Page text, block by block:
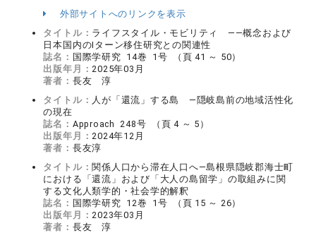
外部サイトへのリンクを表示
タイトル： ライフスタイル・モビリティ ――概念および
日本国内のIターン移住研究との関連性
誌名： 国際学研究 14巻 1号 （頁 41 ～ 50）
出版年月：2025年03月
著者： 長友 淳
タイトル： 人が「還流」する島 ―隠岐島前の地域活性化
の現在
誌名： Approach 248号 （頁 4 ～ 5）
出版年月：2024年12月
著者： 長友淳
タイトル： 関係人口から滞在人口へ―島根県隠岐郡海士町
における「還流」および「大人の島留学」の取組みに関
する文化人類学的・社会学的解釈
誌名： 国際学研究 12巻 1号 （頁 15 ～ 26）
出版年月：2023年03月
著者： 長友 淳